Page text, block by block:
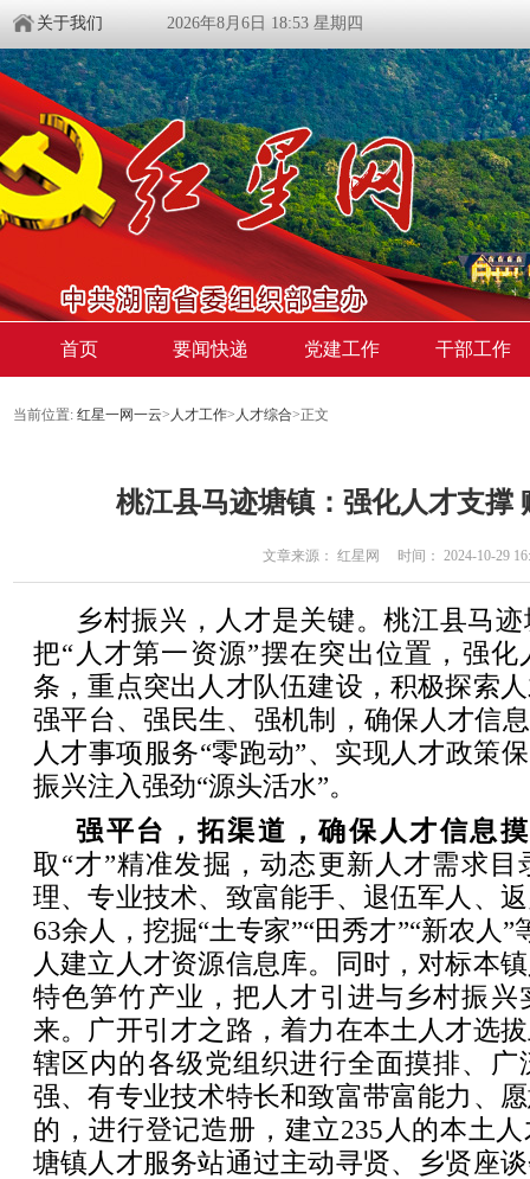
关于我们 2026年8月6日 18:53 星期四
首页 要闻快递 党建工作 干部工作
当前位置: 红星一网一云> 人才工作> 人才综合>正文
桃江县马迹塘镇：强化人才支撑
文章来源： 红星网 时间： 2024-10-29
乡村振兴，人才是关键。桃江县马
把“人才第一资源”摆在突出位置，强化
条，重点突出人才队伍建设，积极探索
强平台、强民生、强机制，确保人才信
人才事项服务“零跑动”、实现人才政策
振兴注入强劲“源头活水”。
强平台，拓渠道，确保人才信息
取“才”精准发掘，动态更新人才需求
理、专业技术、致富能手、退伍军人、
63余人，挖掘“土专家”“田秀才”“新农人
人建立人才资源信息库。同时，对标本
特色笋竹产业，把人才引进与乡村振兴
来。广开引才之路，着力在本土人才选
辖区内的各级党组织进行全面摸排、广
强、有专业技术特长和致富带富能力、
的，进行登记造册，建立235人的本土
塘镇人才服务站通过主动寻贤、乡贤座